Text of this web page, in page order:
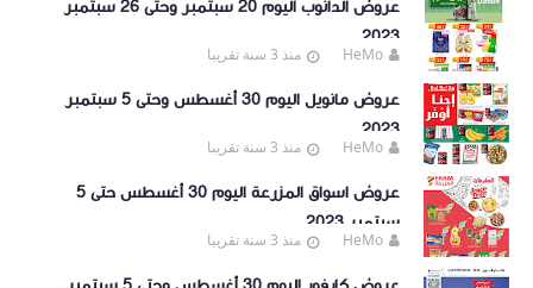
عروض الدانوب اليوم 20 سبتمبر وحتى 26 سبتمبر
2023
HeMo منذ 3 سنة تقريبا
عروض مانويل اليوم 30 أغسطس وحتى 5 سبتمبر
2023
HeMo منذ 3 سنة تقريبا
عروض اسواق المزرعة اليوم 30 أغسطس حتى 5
سبتمبر 2023
HeMo منذ 3 سنة تقريبا